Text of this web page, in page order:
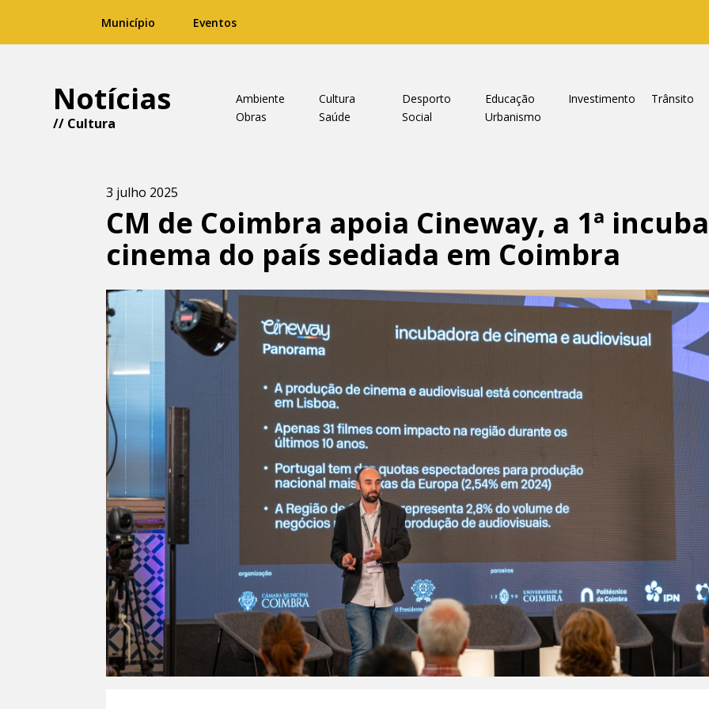
Município Eventos
Notícias
// Cultura
Ambiente Cultura Desporto Educação Investimento
Trânsito
Obras
Saúde Social Urbanismo
3 julho 2025
CM de Coimbra apoia Cineway, a 1ª
cinema do país sediada em Coimbra